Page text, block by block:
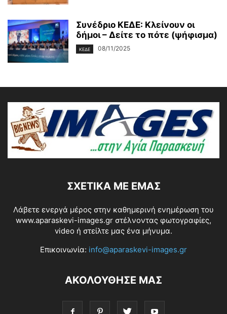
Συνέδριο ΚΕΔΕ: Κλείνουν οι
δήμοι – Δείτε το πότε (ψήφισμα)
ΚΕΔΕ 08/11/2025
ΣΧΕΤΙΚΆ ΜΕ ΕΜΆΣ
Λάβετε ενεργά μέρος στην καθημερινή ενημέρωση του
www.aparaskevi-images.gr στέλνοντας φωτογραφίες,
video ή στείλτε μας ένα μήνυμα.
Επικοινωνία: info@aparaskevi-images.gr
ΑΚΟΛΟΥΘΗΣΕ ΜΑΣ